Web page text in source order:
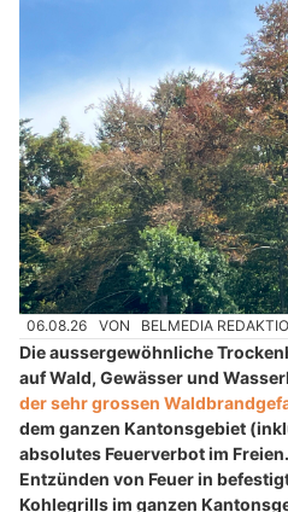
06.08.26 VON BELMEDIA
Die aussergewöhnliche
auf Wald, Gewässer und
der sehr grossen
dem ganzen Kantonsgebiet
absolutes Feuerverbot im
Entzünden von Feuer in
Kohlegrills im ganzen